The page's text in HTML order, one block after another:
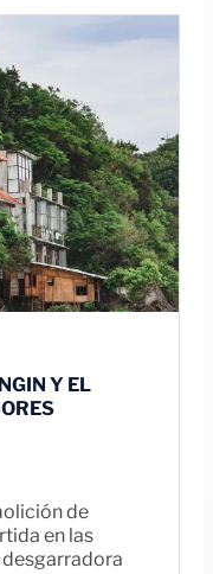
Y EL
de
en las
desgarradora